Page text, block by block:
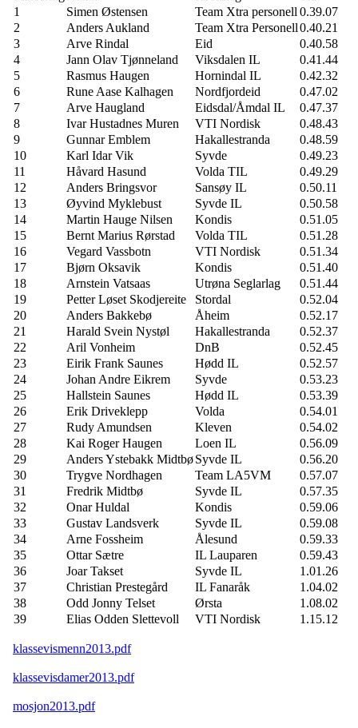
1
Simen Østensen Team Xtra personell0.39.07
2
Anders Aukland Team Xtra Personell0.40.21
3
Arve Rindal Eid
0.40.58
4
Jann Olav Tjønneland Viksdalen IL
0.41.44
5
Rasmus Haugen Hornindal IL
0.42.32
6
Rune Aase Kalhagen Nordfjordeid
0.47.02
7
Arve Haugland Eidsdal/Åmdal IL
0.47.37
8
Ivar Hustadnes Muren VTI Nordisk
0.48.43
9
Gunnar Emblem Hakallestranda
0.48.59
10
Karl Idar Vik Syvde
0.49.23
11
Håvard Hasund Volda TIL
0.49.29
12
Anders Bringsvor Sansøy IL
0.50.11
13
Øyvind Myklebust Syvde IL
0.50.58
14
Martin Hauge Nilsen Kondis
0.51.05
15
Bernt Marius Rørstad Volda TIL
0.51.28
16
Vegard Vassbotn VTI Nordisk
0.51.34
17
Bjørn Oksavik Kondis
0.51.40
18
Arnstein Vatsaas Utrøna Seglarlag
0.51.44
19
Petter Løset Skodjereite Stordal
0.52.04
20
Anders Bakkebø Åheim
0.52.17
21
Harald Svein Nystøl Hakallestranda
0.52.37
22
Aril Vonheim DnB
0.52.45
23
Eirik Frank Saunes Hødd IL
0.52.57
24
Johan Andre Eikrem Syvde
0.53.23
25
Hallstein Saunes Hødd IL
0.53.39
26
Erik Driveklepp Volda
0.54.01
27
Rudy Amundsen Kleven
0.54.02
28
Kai Roger Haugen Loen IL
0.56.09
29
Anders Ystebakk MidtbøSyvde IL
0.56.20
30
Trygve Nordhagen Team LA5VM
0.57.07
31
Fredrik Midtbø Syvde IL
0.57.35
32
Onar Huldal Kondis
0.59.06
33
Gustav Landsverk Syvde IL
0.59.08
34
Arne Fossheim Ålesund
0.59.33
35
Ottar Sætre IL Lauparen
0.59.43
36
Joar Takset Syvde IL
1.01.26
37
Christian Prestegård IL Fanaråk
1.04.02
38
Odd Jonny Telset Ørsta
1.08.02
39
Elias Odden Slettevoll VTI Nordisk 1.15.12
klassevismenn2013.pdf
klassevisdamer2013.pdf
mosjon2013.pdf